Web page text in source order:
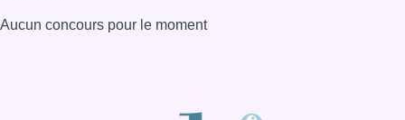
Aucun concours pour le moment